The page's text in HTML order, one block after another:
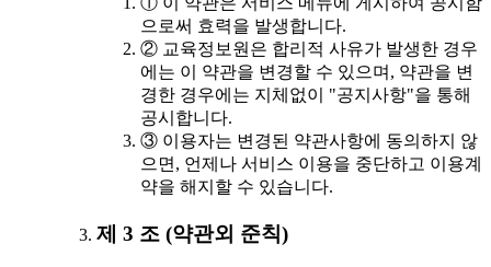
으로써 효력을 발생합니다.
② 교육정보원은 합리적 사유가 발생한 경우
에는 이 약관을 변경할 수 있으며, 약관을 변
경한 경우에는 지체없이 "공지사항"을 통해
공시합니다.
③ 이용자는 변경된 약관사항에 동의하지 않
으면, 언제나 서비스 이용을 중단하고 이용계
약을 해지할 수 있습니다.
제 3 조 (약관외 준칙)